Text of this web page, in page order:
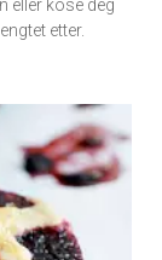
eller kose deg
etter.